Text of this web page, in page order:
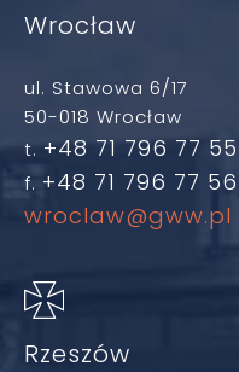
Wrocław
ul. Stawowa 6/17
50-018 Wrocław
t. +48 71 796 77 55
f. +48 71 796 77 56
wroclaw@gww.pl
Rzeszów